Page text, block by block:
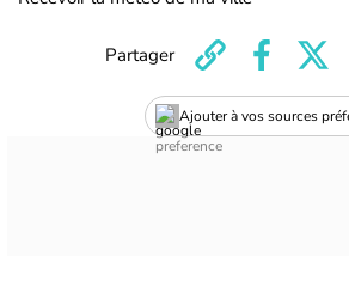
Ajouter à vos sources
Partager